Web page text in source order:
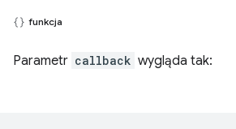
funkcja
Parametr callback wygląda tak: